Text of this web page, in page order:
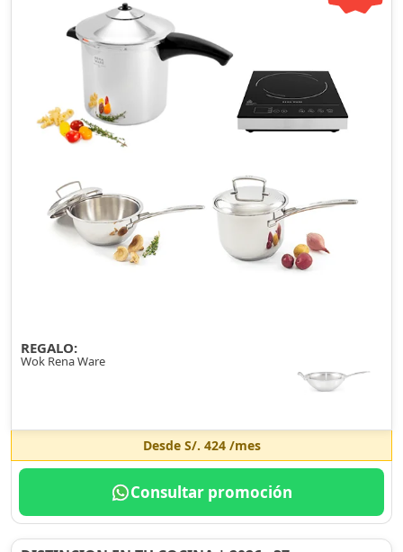
REGALO:
Wok Rena Ware
Desde S/. 424/mes
Consultar promoción